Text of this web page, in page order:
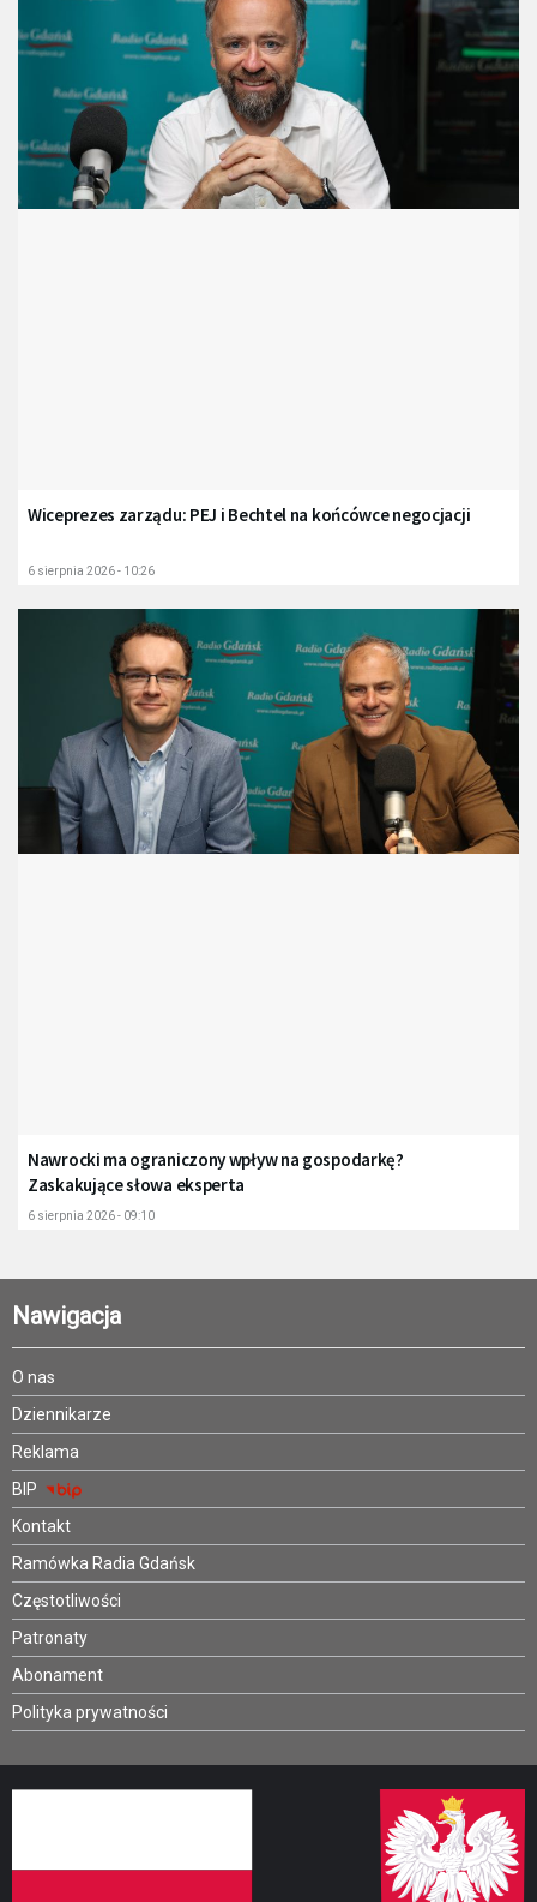
Wiceprezes zarządu: PEJ i Bechtel na końcówce negocjacji
6 sierpnia 2026 - 10:26
Nawrocki ma ograniczony wpływ na gospodarkę?
Zaskakujące słowa eksperta
6 sierpnia 2026 - 09:10
Nawigacja
O nas
Dziennikarze
Reklama
BIP
Kontakt
Ramówka Radia Gdańsk
Częstotliwości
Patronaty
Abonament
Polityka prywatności